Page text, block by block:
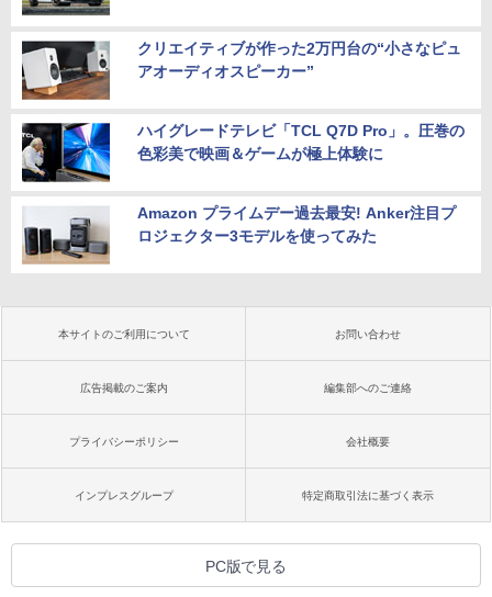
クリエイティブが作った2万円台の“小さなピュ
アオーディオスピーカー”
ハイグレードテレビ「TCL Q7D Pro」。圧巻の
色彩美で映画＆ゲームが極上体験に
Amazon プライムデー過去最安! Anker注目プ
ロジェクター3モデルを使ってみた
本サイトのご利用について お問い合わせ
広告掲載のご案内 編集部へのご連絡
プライバシーポリシー 会社概要
インプレスグループ 特定商取引法に基づく表示
PC版で見る